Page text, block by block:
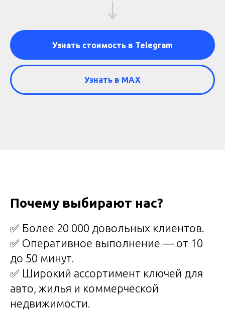
Узнать стоимость в Telegram
Узнать в МАХ
Почему выбирают нас?
✅ Более 20 000 довольных клиентов.
✅ Оперативное выполнение — от 10
до 50 минут.
✅ Широкий ассортимент ключей для
авто, жилья и коммерческой
недвижимости.